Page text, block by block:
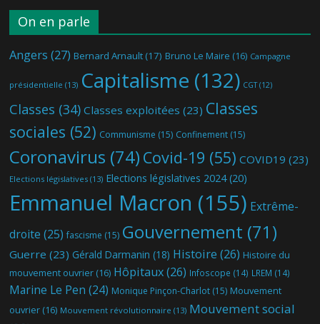
On en parle
Angers (27) Bernard Arnault (17) Bruno Le Maire (16) Campagne
présidentielle (13) Capitalisme (132) CGT(12)
Classes (34) Classes exploitées (23) Classes
sociales (52) Communisme (15) Confinement (15)
Coronavirus (74) Covid-19 (55) COVID19 (23)
Elections législatives (13) Elections législatives 2024(20)
Emmanuel Macron (155) Extrême-
droite (25) fascisme (15) Gouvernement (71)
Guerre (23) Gérald Darmanin (18) Histoire (26) Histoire du
mouvement ouvrier (16) Hôpitaux(26) Infoscope (14) LREM (14)
Marine Le Pen (24) Monique Pinçon-Charlot (15) Mouvement
ouvrier (16) Mouvement révolutionnaire (13) Mouvement social